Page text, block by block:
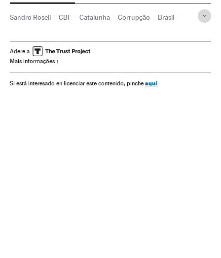
Sandro Rosell CBF Catalunha Corrupção Brasil
América Latina Organizações desportivas
América Esportes
Adere a
Mais informações
Si está interesado en licenciar este contenido, pinche aquí